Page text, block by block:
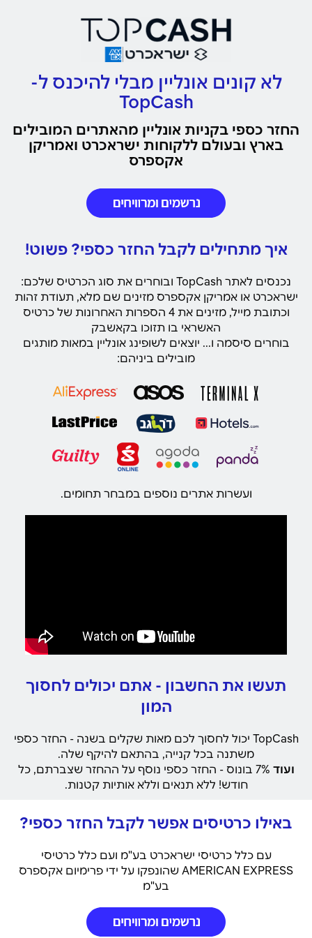
לא קונים אונליין מבלי להיכנס ל-
TopCash
החזר כספי בקניות אונליין מהאתרים המובילים
בארץ ובעולם ללקוחות ישראכרט ואמריקן
אקספרס
איך מתחילים לקבל החזר כספי? פשוט!
נכנסים לאתר TopCash ובוחרים את סוג הכרטיס שלכם:
ישראכרט או אמריקן אקספרס מזינים שם מלא, תעודת זהות
וכתובת מייל, מזינים את 4 הספרות האחרונות של כרטיס
האשראי בו תזוכו בקאשבק
בוחרים סיסמה ו... יוצאים לשופינג אונליין במאות מותגים
מובילים ביניהם:
ועשרות אתרים נוספים במבחר תחומים.
תעשו את החשבון - אתם יכולים לחסוך
המון
TopCash יכול לחסוך לכם מאות שקלים בשנה - החזר כספי
משתנה בכל קנייה, בהתאם להיקף שלה.
ועוד
7% בונוס - החזר כספי נוסף על ההחזר שצברתם, כל
חודש! ללא תנאים וללא אותיות קטנות.
באילו כרטיסים אפשר לקבל החזר כספי?
עם כלל כרטיסי ישראכרט בע"מ ועם כלל כרטיסי
AMERICAN EXPRESS שהונפקו על ידי פרימיום אקספרס
בע"מ